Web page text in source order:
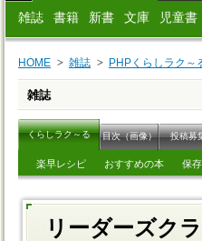
雑誌 書籍 新書 文庫 児童書
HOME 雑誌 PHPくらしラク～
雑誌
くらしラク～る 目次（画像） 投稿募
楽早レシピ おすすめの本 保
リーダーズク